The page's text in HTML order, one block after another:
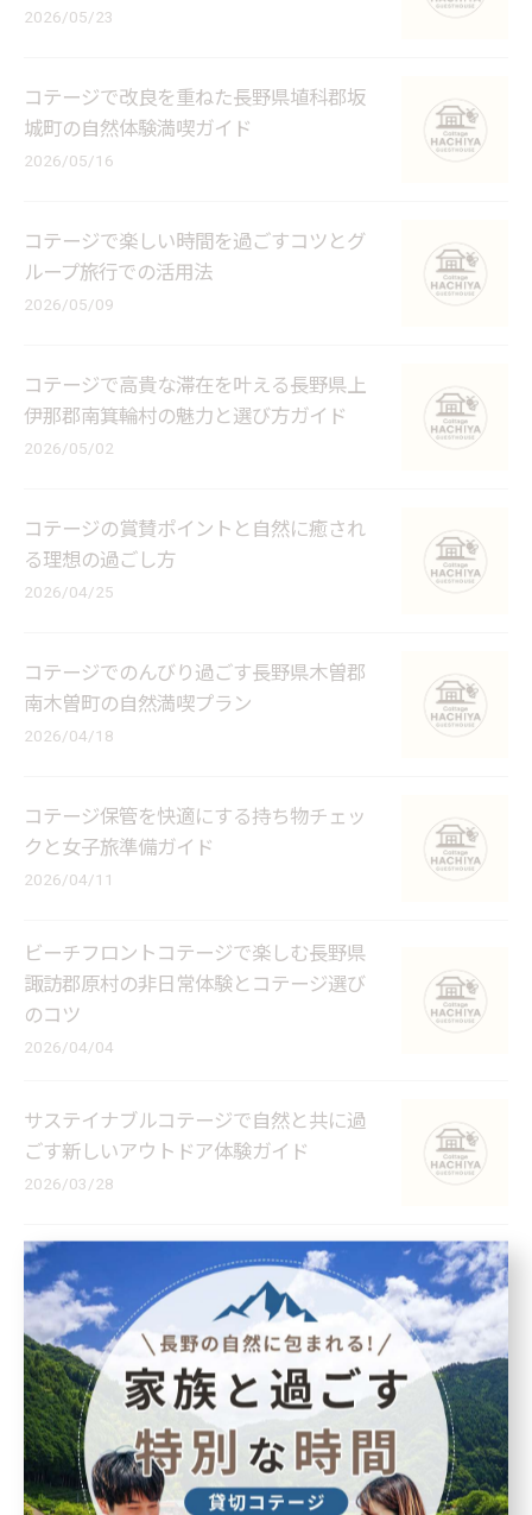
2026/05/23
コテージで改良を重ねた長野県埴科郡坂
城町の自然体験満喫ガイド
2026/05/16
コテージで楽しい時間を過ごすコツとグ
ループ旅行での活用法
2026/05/09
コテージで高貴な滞在を叶える長野県上
伊那郡南箕輪村の魅力と選び方ガイド
2026/05/02
コテージの賞賛ポイントと自然に癒され
る理想の過ごし方
2026/04/25
コテージでのんびり過ごす長野県木曽郡
南木曽町の自然満喫プラン
2026/04/18
コテージ保管を快適にする持ち物チェッ
クと女子旅準備ガイド
2026/04/11
ビーチフロントコテージで楽しむ長野県
諏訪郡原村の非日常体験とコテージ選び
のコツ
2026/04/04
サステイナブルコテージで自然と共に過
ごす新しいアウトドア体験ガイド
2026/03/28
家族連れコテージで実現する長野県長野
市の自然体験とプライベート空間活用術
2026/03/21
2 3 4 5